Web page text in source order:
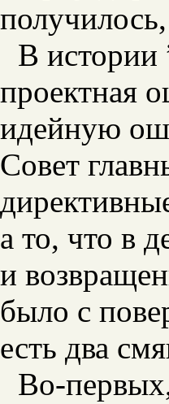
В истории
проектная
идейную
Совет
а то, что в
и
было с
есть два
Во-